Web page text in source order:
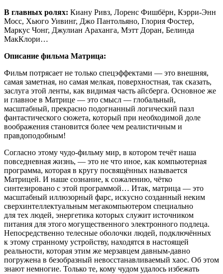
В главных ролях: Киану Ривз, Лоренс Фишбёрн, Кэрри-Энн
Мосс, Хьюго Уивинг, Джо Пантольяно, Глория Фостер,
Маркус Чонг, Джулиан Араханга, Мэтт Доран, Белинда
МакКлори…
Описание фильма Матрица:
Фильм потрясает не только спецэффектами — это внешняя,
самая заметная, но самая мелкая, поверхностная, так сказать,
заслуга этой ленты, как видимая часть айсберга. Основное же
и главное в Матрице — это смысл — глобальный,
масштабный, прекрасно подогнанный логический пазл
фантастического сюжета, который при необходимой доле
воображения становится более чем реалистичным и
правдоподобным!
Согласно этому чудо-фильму мир, в котором течёт наша
повседневная жизнь, — это не что иное, как компьютерная
программа, которая в кругу посвящённых называется
Матрицей. И наше сознание, к сожалению, чётко
синтезировано с этой программой… Итак, матрица — это
масштабный иллюзорный фарс, искусно созданный неким
сверхинтеллектуальным мегакомпьютером специально
для тех людей, энергетика которых служит источником
питания для этого могущественного электронного подлеца.
Непосредственно телесные оболочки людей, подключённых
к этому странному устройству, находятся в настоящей
реальности, которая этим же мерзавцем давным-давно
погружена в безобразный невосстанавливаемый хаос. Об этом
знают немногие. Только те, кому чудом удалось избежать